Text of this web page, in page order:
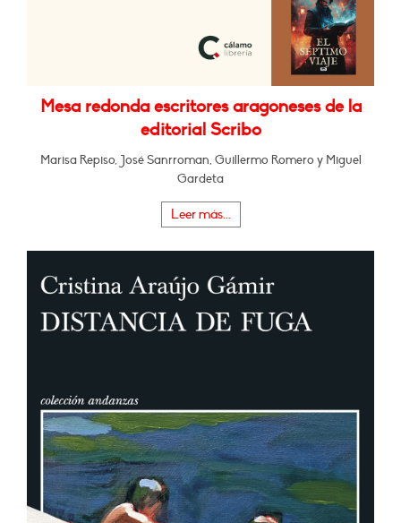
Mesa redonda escritores aragoneses de la
editorial Scribo
Marisa Repiso, José Sanrroman, Guillermo Romero y Miguel
Gardeta
Leer más...